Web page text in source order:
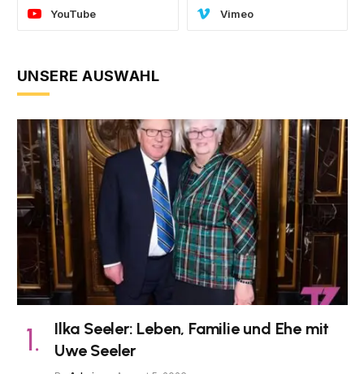
YouTube Vimeo
UNSERE AUSWAHL
Ilka Seeler: Leben, Familie und Ehe mit
Uwe Seeler